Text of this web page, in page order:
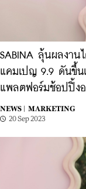
SABINA ลุ้นผลงาน
แคมเปญ 9.9 ดันขึ้
แพลตฟอร์มช้อปปิ้ง
NEWS |
MARKETING
20 Sep 2023